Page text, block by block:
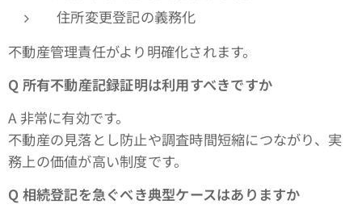
住所変更登記の義務化
不動産管理責任がより明確化されます。
Q 所有不動産記録証明は利用すべきですか
A 非常に有効です。
不動産の見落とし防止や調査時間短縮につながり、実
務上の価値が高い制度です。
Q 相続登記を急ぐべき典型ケースはありますか